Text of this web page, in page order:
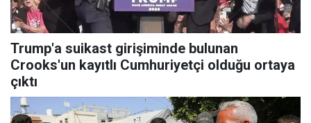
Trump'a suikast girişiminde bulunan
Crooks'un kayıtlı Cumhuriyetçi olduğu ortaya
çıktı